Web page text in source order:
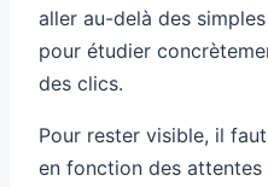
aller au-delà des simples
pour étudier
des clics.
Pour rester visible, il
en fonction des